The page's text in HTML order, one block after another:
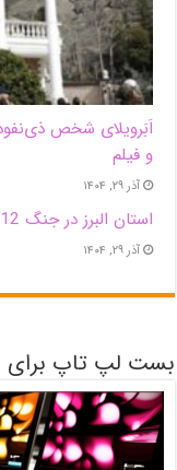
اَبَر‌ویلای شخص
و فیلم
آذر ۲۹, ۱۴۰۴
استان البرز در جنگ 12 روزه 7 شهید دانشجو تقدیم انقلاب کرد
آذر ۲۹, ۱۴۰۴
بست لپ تاپ برای